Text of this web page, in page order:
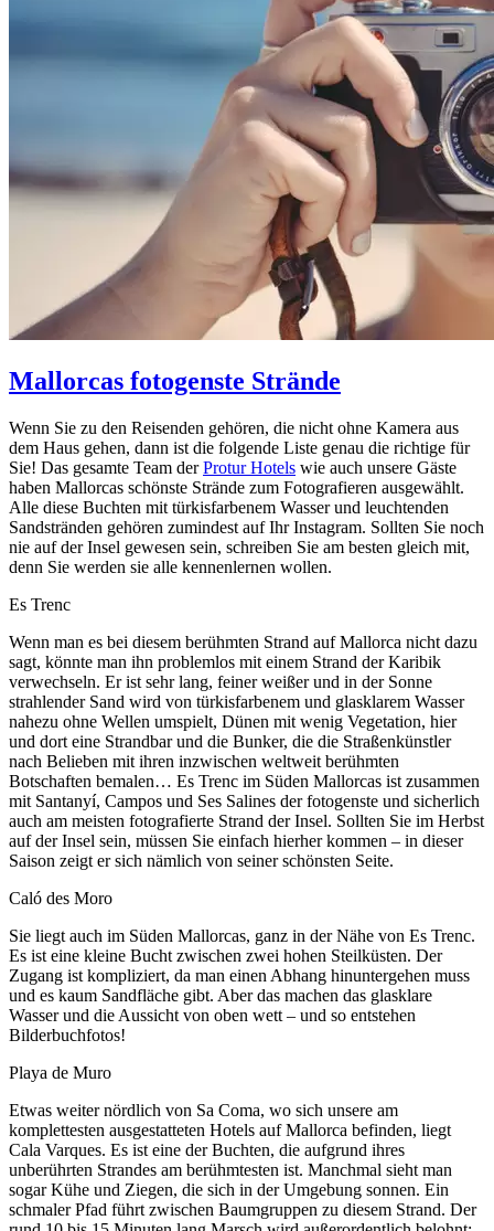
Mallorcas fotogenste Strände
Wenn Sie zu den Reisenden gehören, die nicht ohne Kamera aus
dem Haus gehen, dann ist die folgende Liste genau die richtige für
Sie! Das gesamte Team derProtur Hotels wie auch unsere Gäste
haben Mallorcas schönste Strände zum Fotografieren ausgewählt.
Alle diese Buchten mit türkisfarbenem Wasser und leuchtenden
Sandstränden gehören zumindest auf Ihr Instagram. Sollten Sie noch
nie auf der Insel gewesen sein, schreiben Sie am besten gleich mit,
denn Sie werden sie alle kennenlernen wollen.
Es Trenc
Wenn man es bei diesem berühmten Strand auf Mallorca nicht dazu
sagt, könnte man ihn problemlos mit einem Strand der Karibik
verwechseln. Er ist sehr lang, feiner weißer und in der Sonne
strahlender Sand wird von türkisfarbenem und glasklarem Wasser
nahezu ohne Wellen umspielt, Dünen mit wenig Vegetation, hier
und dort eine Strandbar und die Bunker, die die Straßenkünstler
nach Belieben mit ihren inzwischen weltweit berühmten
Botschaften bemalen… Es Trenc im Süden Mallorcas ist zusammen
mit Santanyí, Campos und Ses Salines der fotogenste und sicherlich
auch am meisten fotografierte Strand der Insel. Sollten Sie im Herbst
auf der Insel sein, müssen Sie einfach hierher kommen – in dieser
Saison zeigt er sich nämlich von seiner schönsten Seite.
Caló des Moro
Sie liegt auch im Süden Mallorcas, ganz in der Nähe von Es Trenc.
Es ist eine kleine Bucht zwischen zwei hohen Steilküsten. Der
Zugang ist kompliziert, da man einen Abhang hinuntergehen muss
und es kaum Sandfläche gibt. Aber das machen das glasklare
Wasser und die Aussicht von oben wett – und so entstehen
Bilderbuchfotos!
Playa de Muro
Etwas weiter nördlich von Sa Coma, wo sich unsere am
komplettesten ausgestatteten Hotels auf Mallorca befinden, liegt
Cala Varques. Es ist eine der Buchten, die aufgrund ihres
unberührten Strandes am berühmtesten ist. Manchmal sieht man
sogar Kühe und Ziegen, die sich in der Umgebung sonnen. Ein
schmaler Pfad führt zwischen Baumgruppen zu diesem Strand. Der